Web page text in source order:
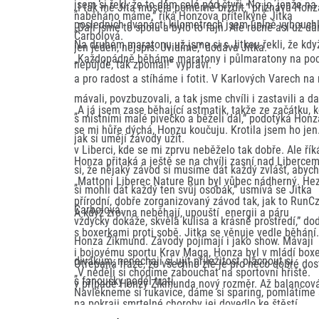
jsem si řekl, že to dám celé pod čtyři. No jo, jenže na
posledních dvanácti kilometrech jsem úplně
Na druhém maratonu už jsme si s Jitkou řekli, že
nepůjde, tak zpomal!” vypráví.
naběháno máme,” říká Honzova přítelkyně Jitka
Carbolová.
„I tak mě Jíťa musela poměrně brzdit,” přiznává
„Dali jsme to spolu a bylo to fajn. Ale ročně asi už
jen jeden, nejspíš. Uvidíme,” dodává Jitka.
„Každopádně běháme maratony i půlmaratony na
a pro radost a stíháme i fotit. V Karlových Varech na
mávali, povzbuzovali, a tak jsme chvíli i zastavili a
s místními malé pivečko a běželi dál,” podotýká
jak si umějí závody užít.
„A já jsem zase běhající astmatik, takže ze začátku,
se mi hůře dýchá, Honzu koučuju. Krotila jsem ho jen
v Liberci, kde se mi zprvu neběželo tak dobře. Ale
si, že nějaký závod si musíme dát každý zvlášť,
si mohli dát každý ten svůj osobák,” usmívá se Jitka
Carbolová.
Honza přitaká a ještě se na chvíli zasní nad
„Mattoni Liberec Nature Run byl vůbec nádherný.
přírodní, dobře zorganizovaný závod tak, jak to
vždycky dokáže, skvělá kulisa a krásné prostředí,”
Honza Zikmund. Závody pojímají i jako show. Mávají
divákům, nenechají si ujít příležitost plácnout si
s fanoušky podél trati.
A když zrovna neběhají, upouští energii a páru
s boxerkami proti sobě. Jitka se věnuje vedle běhání
i bojovému sportu Krav Maga, Honza byl v mládí
„V neděli si chodíme zabouchat na sportovní hřiště.
Navlékneme si rukavice, dáme si sparing, pomlátíme
Otřepaná fráze, že všechno zlé je pro něco dobré
v případě Honzy Zikmunda nový rozměr. Až
na pokraji smrtelné choroby jej dovedlo ke štěstí,